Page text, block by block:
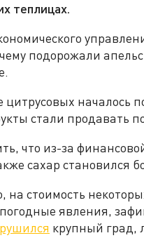
теплицах.
подорожали
началось
стали продавать
что из-за
сахар становился
на стоимость
явления,
крупный град,